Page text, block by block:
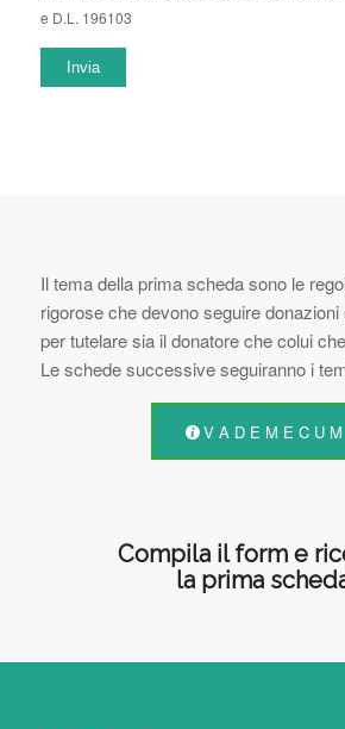
e D.L. 196103
Il tema della prima scheda sono le
rigorose che devono seguire donazioni
per tutelare sia il donatore che colui
Le schede successive seguiranno i
V A D E M E C U M
Compila il form e
la prima